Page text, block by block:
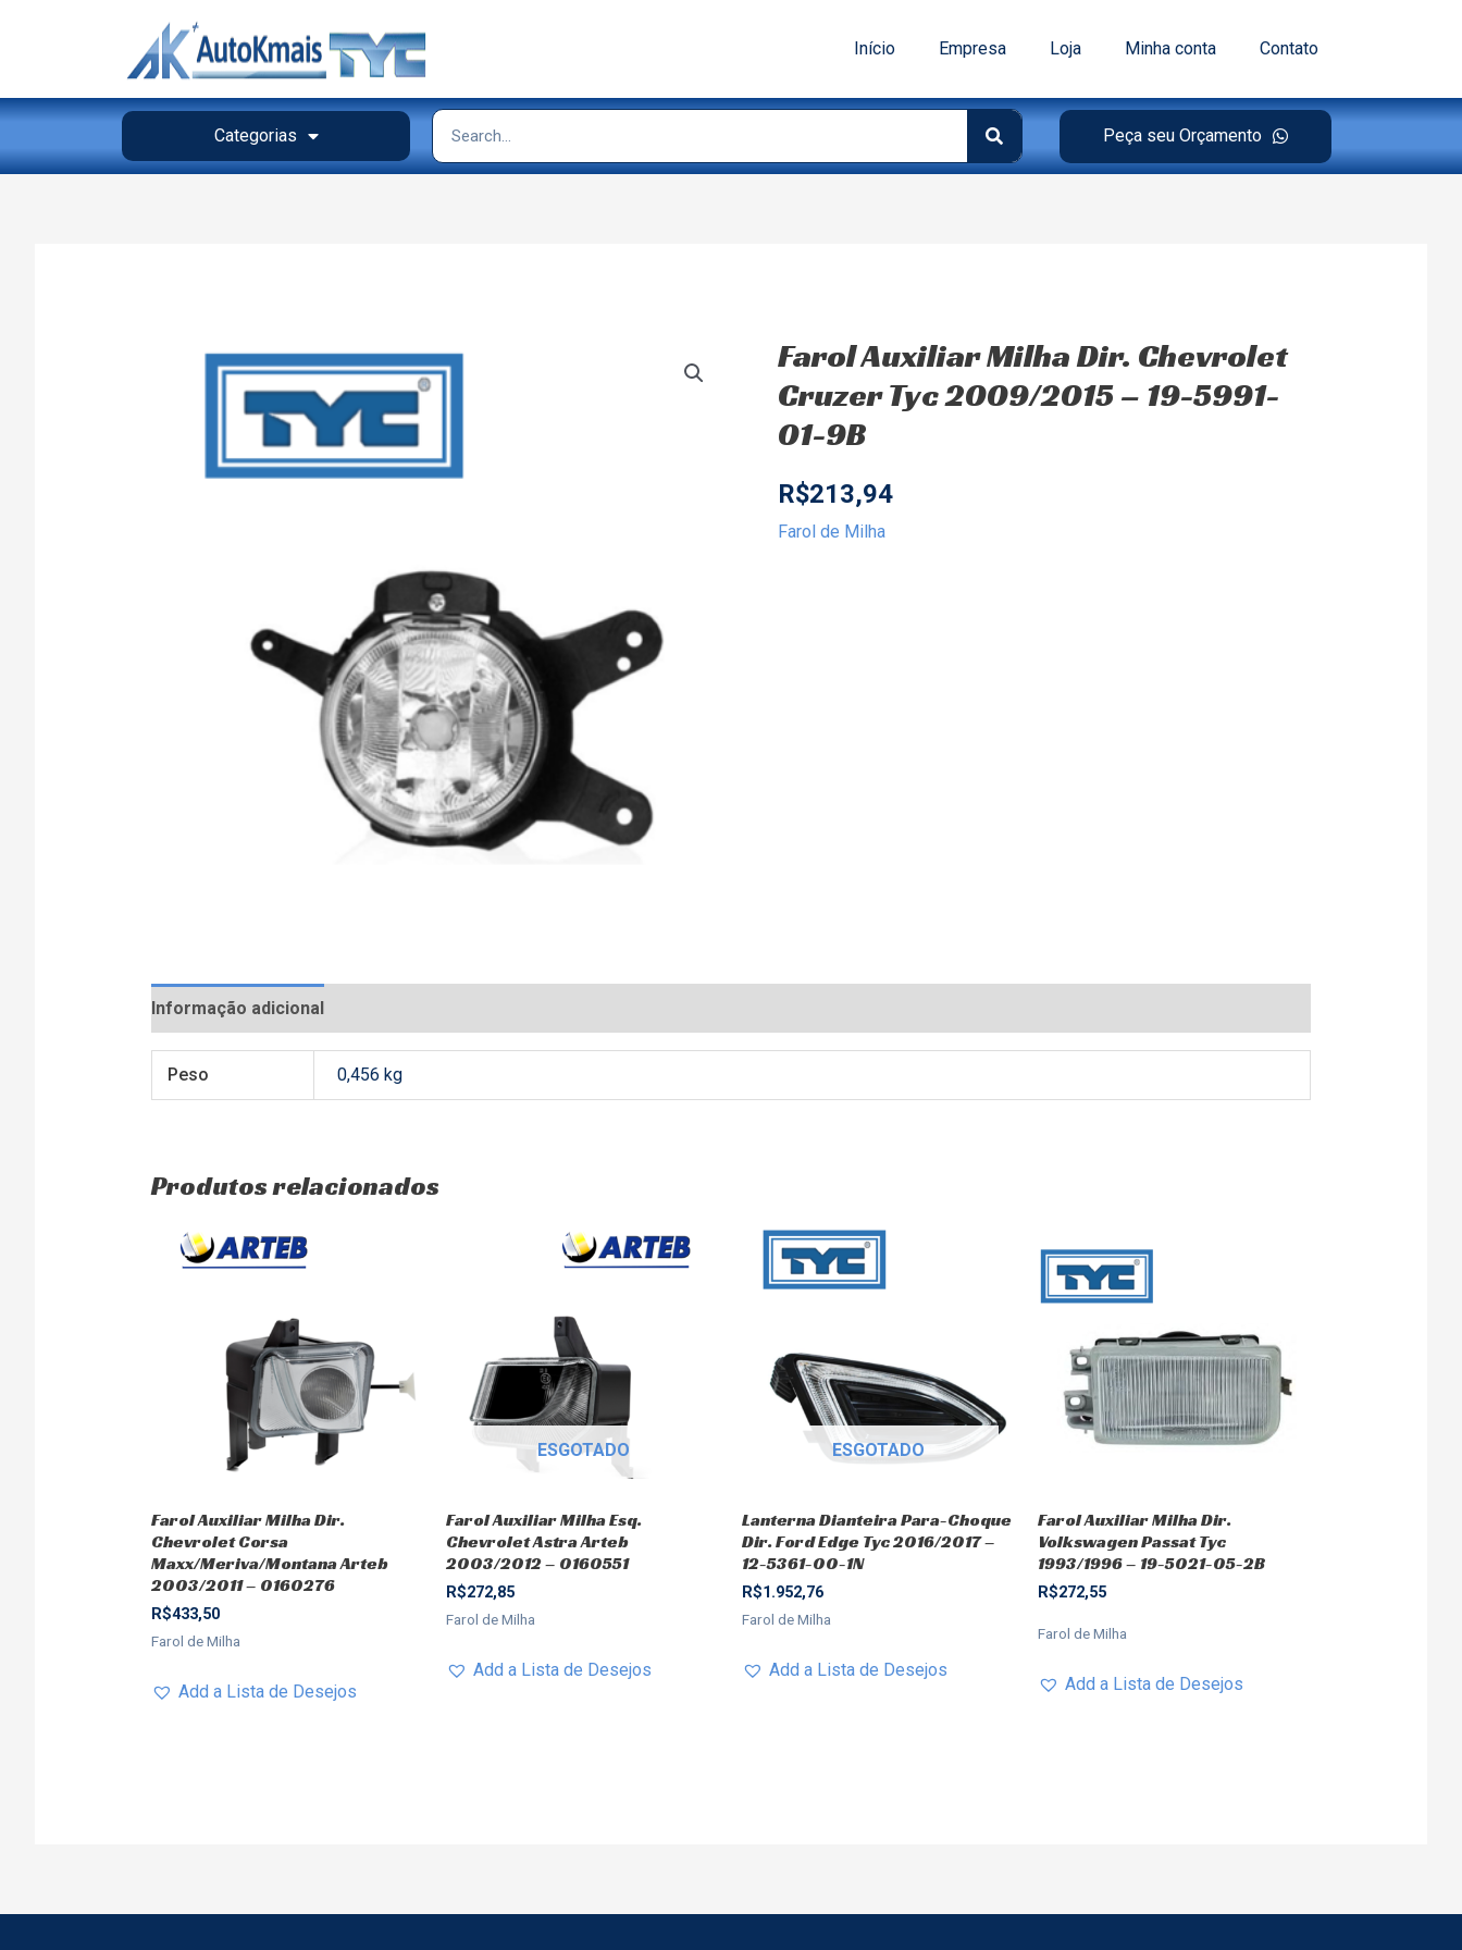
Início Empresa Loja Minha conta Contato
Categorias Peça seu Orçamento
Farol Auxiliar Milha Dir. Chevrolet
Cruzer Tyc 2009/2015 – 19-5991-
01-9B
R$213,94
Farol de Milha
Informação adicional
Peso 0,456 kg
Produtos relacionados
Farol Auxiliar Milha Dir.
Chevrolet Corsa
Maxx/Meriva/Montana Arteb
2003/2011 – 0160276
R$433,50
Farol de Milha
Add a Lista de Desejos
ESGOTADO
Farol Auxiliar Milha Esq.
Chevrolet Astra Arteb
2003/2012 – 0160551
R$272,85
Farol de Milha
Add a Lista de Desejos
ESGOTADO
Lanterna Dianteira Para-Choque
Dir. Ford Edge Tyc 2016/2017 –
12-5361-00-1N
R$1.952,76
Farol de Milha
Add a Lista de Desejos
Farol Auxiliar Milha Dir.
Volkswagen Passat Tyc
1993/1996 – 19-5021-05-2B
R$272,55
Farol de Milha
Add a Lista de Desejos